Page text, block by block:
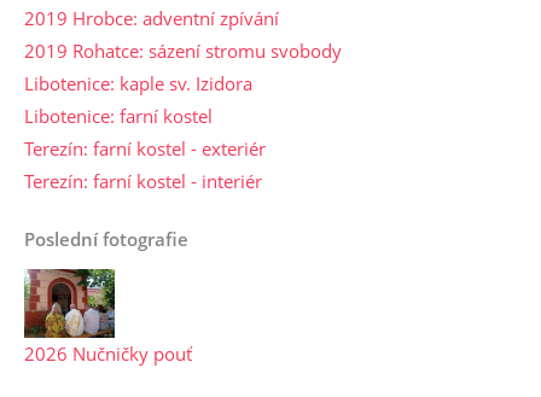
2019 Hrobce: adventní zpívání
2019 Rohatce: sázení stromu svobody
Libotenice: kaple sv. Izidora
Libotenice: farní kostel
Terezín: farní kostel - exteriér
Terezín: farní kostel - interiér
Poslední fotografie
2026 Nučničky pouť